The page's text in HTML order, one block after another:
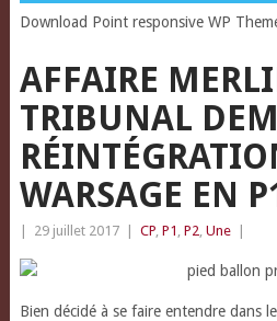
Download Point responsive WP
AFFAIRE
TRIBUNAL
WARSAGE EN
29 juillet 2017 CP, P1 , P2, Une
Bien décidé à se faire entendre dans le